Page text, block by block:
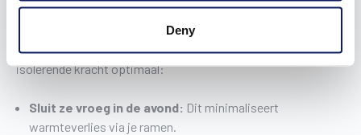
Deny
Wist je dat rolluiken niet alleen helpen om je woning donker te
houden, maar ook om de kou buiten te houden? Gebruik hun
isolerende kracht optimaal:
Sluit ze vroeg in de avond: Dit minimaliseert
warmteverlies via je ramen.